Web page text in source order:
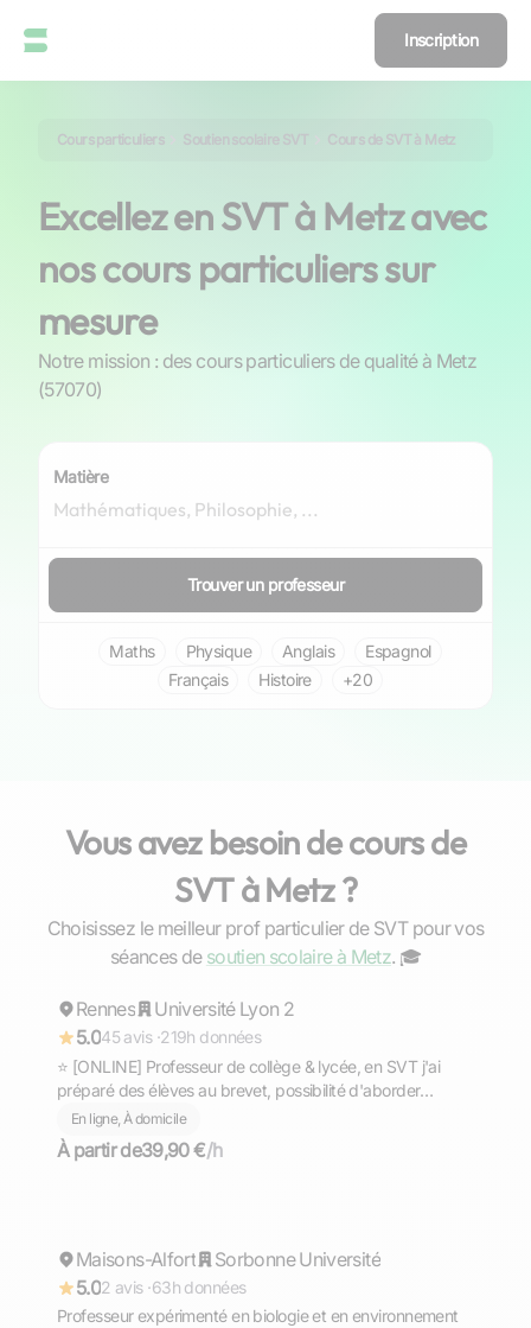
Inscription
Cours particuliers Soutien scolaire SVT Cours de SVT à Metz
Excellez en SVT à Metz avec
nos cours particuliers sur
mesure
Notre mission : des cours particuliers de qualité à Metz
(57070)
Matière
Trouver un professeur
Maths Physique Anglais
Espagnol
Français
Histoire +20
Vous avez besoin de cours de
SVT à Metz ?
Choisissez le meilleur prof particulier de SVT pour vos
séances de soutien scolaire à Metz. ‍🎓
Répond rapidement
Gaël
Rennes
Université Lyon 2
5.045 avis ·219h données
⭐ [ONLINE] Professeur de collège & lycée, en SVT j'ai
préparé des élèves au brevet, possibilité d'aborder
d'autres matières.
En ligne, À domicile
À partir de39,90 €/h
Répond rapidement
Maisons-Alfort
Sorbonne Université
5.02 avis ·63h données
Professeur expérimenté en biologie et en environnement